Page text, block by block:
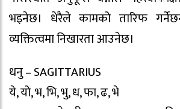
भइनेछ। धेरैले कामको तारिफ
व्यक्तित्वमा निखारता आउनेछ।
धनु – SAGITTARIUS
ये, यो, भ, भि, भु, ध, फा, ढ, भे